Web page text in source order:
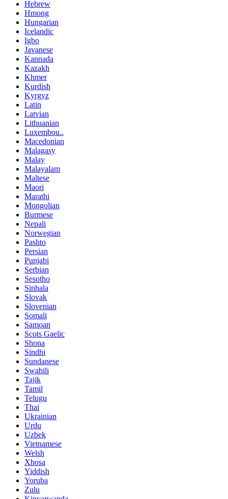
Hebrew
Hmong
Hungarian
Icelandic
Igbo
Javanese
Kannada
Kazakh
Khmer
Kurdish
Kyrgyz
Latin
Latvian
Lithuanian
Luxembou..
Macedonian
Malagasy
Malay
Malayalam
Maltese
Maori
Marathi
Mongolian
Burmese
Nepali
Norwegian
Pashto
Persian
Punjabi
Serbian
Sesotho
Sinhala
Slovak
Slovenian
Somali
Samoan
Scots Gaelic
Shona
Sindhi
Sundanese
Swahili
Tajik
Tamil
Telugu
Thai
Ukrainian
Urdu
Uzbek
Vietnamese
Welsh
Xhosa
Yiddish
Yoruba
Zulu